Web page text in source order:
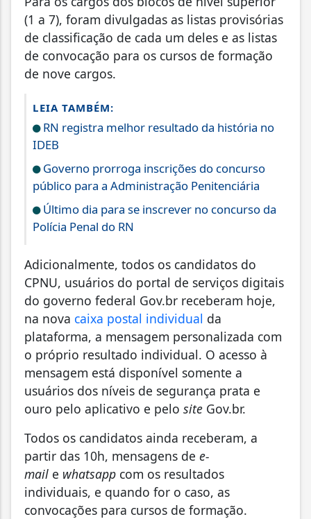
(1 a 7), foram divulgadas as listas provisórias
de classificação de cada um deles e as listas
de convocação para os cursos de formação
de nove cargos.
LEIA TAMBÉM:
RN registra melhor resultado da história no
IDEB
Governo prorroga inscrições do concurso
público para a Administração Penitenciária
Último dia para se inscrever no concurso da
Polícia Penal do RN
Adicionalmente, todos os candidatos do
CPNU, usuários do portal de serviços digitais
do governo federal Gov.br receberam hoje,
na nova caixa postal individual da
plataforma, a mensagem personalizada com
o próprio resultado individual. O acesso à
mensagem está disponível somente a
usuários dos níveis de segurança prata e
ouro pelo aplicativo e pelo site Gov.br.
Todos os candidatos ainda receberam, a
partir das 10h, mensagens de e-
mail e whatsapp com os resultados
individuais, e quando for o caso, as
convocações para cursos de formação.